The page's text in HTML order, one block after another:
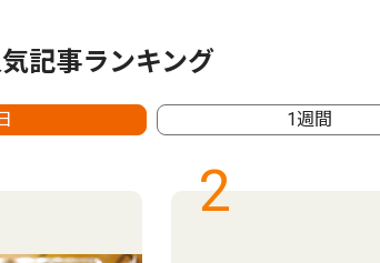
記事ランキング
1週間
2